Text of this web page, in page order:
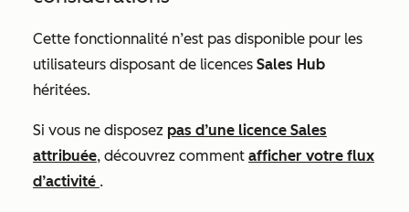
Cette fonctionnalité n’est pas disponible pour les
utilisateurs disposant de licences Sales Hub
héritées.
Si vous ne disposez pas d’une licence Sales
attribuée, découvrez comment afficher votre flux
d’activité .